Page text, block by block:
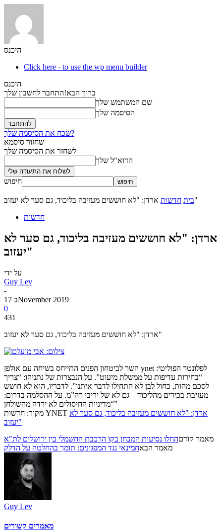
היכנס
Click here - to use the wp menu builder
היכנס
ברוך הבא!התחבר לחשבון שלך
שם המשתמש שלך
הסיסמה שלך
שכח את הסיסמה שלך?
שחזור סיסמא
לשחזר את הסיסמה שלך
הדוא"ל שלך
חיפוש
בית חדשות
ארדן: "לא חוששים מעזיבה בליכוד, גם סער לא יעזוב"
חדשות
ארדן: "לא חוששים מעזיבה בליכוד, גם סער לא
יעזוב"
על ידי
Guy Lev
-
17 בNovember 2019
0
431
ארדן: "לא חוששים מעזיבה בליכוד, גם סער לא יעזוב"
השר לביטחון הפנים התייחס בשיחה עם אולפן ynet לפלונטר הפוליטי:
“בחירות עדיפות על ממשלת מיעוט”. על הנבצרות של נתניהו: “צריך
לסכם מהות, כחול לבן לא התחילו לדבר איתנו”. לדבריו, הוא לא חושש
מעזיבת בכירים מהליכוד – גם לא של יריבי רה”מ. על ההסלמה בדרום:
“מדיניות החיסולים לא ירדה מהשולחן”
מקור: חדשות YNET ארדן: "לא חוששים מעזיבה בליכוד, גם סער לא
יעזוב"
מאמר קודםהחלו נסיעות המבחן בקו הרכבת החשמלי בין ירושלים לת"א
מאמר הבאחמינאי נגד המפגינים: תומך בהחלטה על הדלק
Guy Lev
מאמרים קשורים